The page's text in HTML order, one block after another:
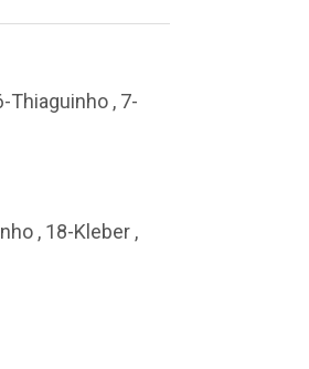
Thiaguinho , 7-
, 18-Kleber ,